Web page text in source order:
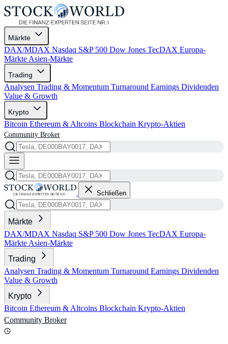
Märkte
DAX/MDAX Nasdaq S&P 500 Dow Jones TecDAX Europa-
Märkte Asien-Märkte
Trading
Analysen Trading & Momentum Turnaround Earnings Dividenden
Value & Growth
Krypto
Bitcoin Ethereum & Altcoins Blockchain Krypto-Aktien
Community Broker
Schließen
Märkte
DAX/MDAX Nasdaq S&P 500 Dow Jones TecDAX Europa-
Märkte Asien-Märkte
Trading
Analysen Trading & Momentum Turnaround Earnings Dividenden
Value & Growth
Krypto
Bitcoin Ethereum & Altcoins Blockchain Krypto-Aktien
Community Broker